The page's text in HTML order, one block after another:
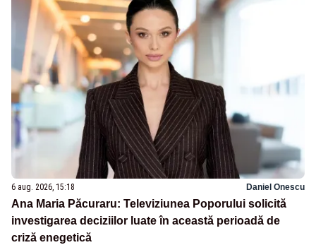
6 aug. 2026, 15:18 Daniel Onescu
Ana Maria Păcuraru: Televiziunea Poporului solicită
investigarea deciziilor luate în această perioadă de
criză enegetică